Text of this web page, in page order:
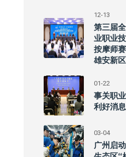
12-13
第三届
业职业
按摩师
雄安新
01-22
事关职
利好消
03-04
广州启